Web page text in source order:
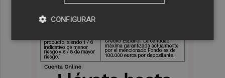
CONFIGURAR